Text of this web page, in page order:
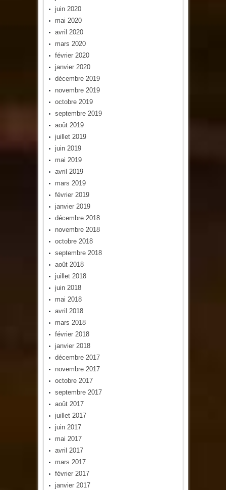
juin 2020
mai 2020
avril 2020
mars 2020
février 2020
janvier 2020
décembre 2019
novembre 2019
octobre 2019
septembre 2019
août 2019
juillet 2019
juin 2019
mai 2019
avril 2019
mars 2019
février 2019
janvier 2019
décembre 2018
novembre 2018
octobre 2018
septembre 2018
août 2018
juillet 2018
juin 2018
mai 2018
avril 2018
mars 2018
février 2018
janvier 2018
décembre 2017
novembre 2017
octobre 2017
septembre 2017
août 2017
juillet 2017
juin 2017
mai 2017
avril 2017
mars 2017
février 2017
janvier 2017